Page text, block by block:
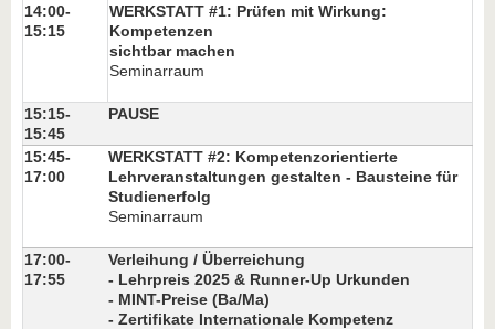
14:00-
15:15
WERKSTATT #1: Prüfen mit Wirkung:
Kompetenzen
sichtbar machen
Seminarraum
15:15-
15:45
PAUSE
15:45-
17:00
WERKSTATT #2: Kompetenzorientierte
Lehrveranstaltungen gestalten - Bausteine für
Studienerfolg
Seminarraum
17:00-
17:55
Verleihung / Überreichung
- Lehrpreis 2025 & Runner-Up Urkunden
- MINT-Preise (Ba/Ma)
- Zertifikate Internationale Kompetenz